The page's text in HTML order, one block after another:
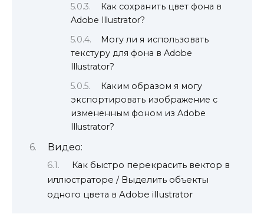
Как сохранить цвет фона в
Adobe Illustrator?
Могу ли я использовать
текстуру для фона в Adobe
Illustrator?
Каким образом я могу
экспортировать изображение с
измененным фоном из Adobe
Illustrator?
Видео:
Как быстро перекрасить вектор в
иллюстраторе / Выделить объекты
одного цвета в Adobe illustrator